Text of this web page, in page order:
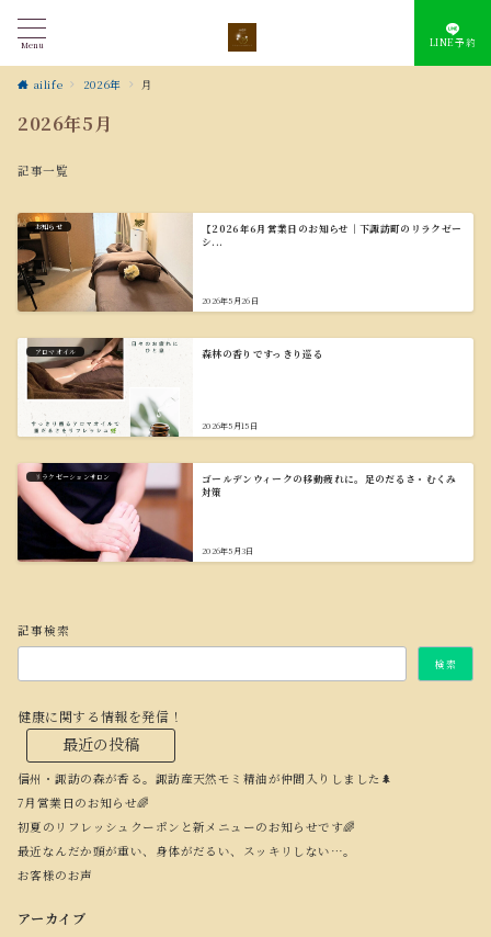
Menu LINE予約
ailife 2026年 月
2026年5月
記事一覧
お知らせ
【2026年6月営業日のお知らせ｜下諏訪町のリラクゼー
シ...
2026年5月26日
アロマオイル 森林の香りですっきり巡る
2026年5月15日
リラクゼーションサロン
ゴールデンウィークの移動疲れに。足のだるさ・むくみ
対策
2026年5月3日
記事検索
検索
健康に関する情報を発信！
最近の投稿
信州・諏訪の森が香る。諏訪産天然モミ精油が仲間入りしました🌲
7月営業日のお知らせ🌈
初夏のリフレッシュクーポンと新メニューのお知らせです🌈
最近なんだか頭が重い、身体がだるい、スッキリしない…。
お客様のお声
アーカイブ